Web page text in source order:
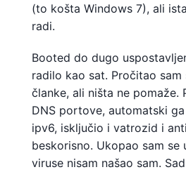
(to košta Windows 7), ali
radi.
Booted do dugo
radilo kao sat. Pročitao sam
članke, ali ništa ne pomaže.
DNS portove, automatski
ipv6, isključio i vatrozid i
beskorisno. Ukopao sam se
viruse nisam našao sam.